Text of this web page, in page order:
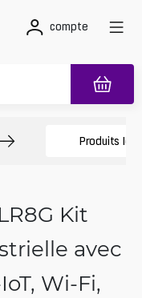
compte
Produits IoT
Kit
avec
Wi‑Fi,